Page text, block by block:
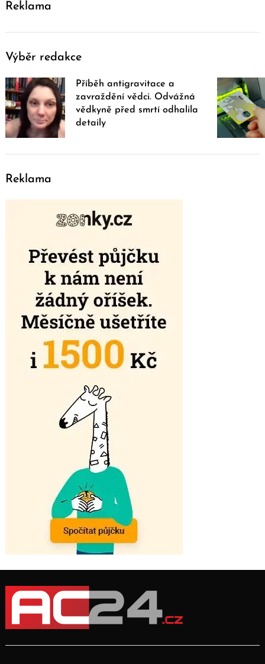
Reklama
Výběr redakce
Příběh antigravitace a
zavraždění vědci. Odvážná
vědkyně před smrtí odhalila
detaily
Reklama